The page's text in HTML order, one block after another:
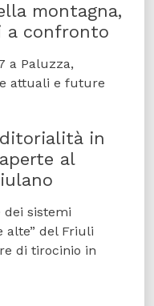
montagna,
a confronto
a Paluzza,
attuali e future
in
al
dei sistemi
alte” del Friuli
di tirocinio in